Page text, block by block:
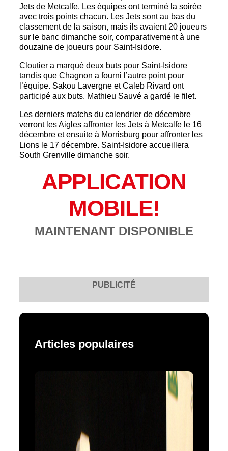
Jets de Metcalfe. Les équipes ont terminé la soirée
avec trois points chacun. Les Jets sont au bas du
classement de la saison, mais ils avaient 20 joueurs
sur le banc dimanche soir, comparativement à une
douzaine de joueurs pour Saint-Isidore.
Cloutier a marqué deux buts pour Saint-Isidore
tandis que Chagnon a fourni l’autre point pour
l’équipe. Sakou Lavergne et Caleb Rivard ont
participé aux buts. Mathieu Sauvé a gardé le filet.
Les derniers matchs du calendrier de décembre
verront les Aigles affronter les Jets à Metcalfe le 16
décembre et ensuite à Morrisburg pour affronter les
Lions le 17 décembre. Saint-Isidore accueillera
South Grenville dimanche soir.
APPLICATION
MOBILE!
MAINTENANT DISPONIBLE
PUBLICITÉ
Articles populaires